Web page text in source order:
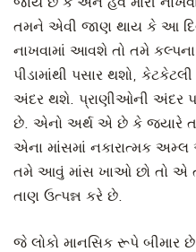
તમને એવી જાણ થાય કે આ
નાખવામાં આવશે તો તમે
પીડામાંથી પસાર થશો,
અંદર થશે. પ્રાણીઓની અંદર
છે. એનો અર્થ એ છે કે જ્યારે તમે
એના માંસમાં નકારાત્મક
તમે આવું માંસ ખાઓ છો તો એ
તાણ ઉત્પન્ન કરે છે.
જે લોકો માનસિક રૂપે બીમાર